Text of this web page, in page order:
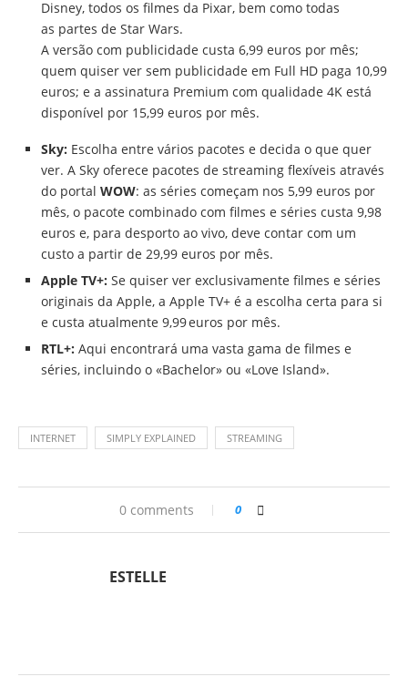
Disney, todos os filmes da Pixar, bem como todas
as partes de Star Wars.
A versão com publicidade custa 6,99 euros por mês;
quem quiser ver sem publicidade em Full HD paga 10,99
euros; e a assinatura Premium com qualidade 4K está
disponível por 15,99 euros por mês.
Sky: Escolha entre vários pacotes e decida o que quer
ver. A Sky oferece pacotes de streaming flexíveis através
do portal WOW: as séries começam nos 5,99 euros por
mês, o pacote combinado com filmes e séries custa 9,98
euros e, para desporto ao vivo, deve contar com um
custo a partir de 29,99 euros por mês.
Apple TV+: Se quiser ver exclusivamente filmes e séries
originais da Apple, a Apple TV+ é a escolha certa para si
e custa atualmente 9,99 euros por mês.
RTL+: Aqui encontrará uma vasta gama de filmes e
séries, incluindo o «Bachelor» ou «Love Island».
INTERNET SIMPLY EXPLAINED STREAMING
0 comments 0
ESTELLE